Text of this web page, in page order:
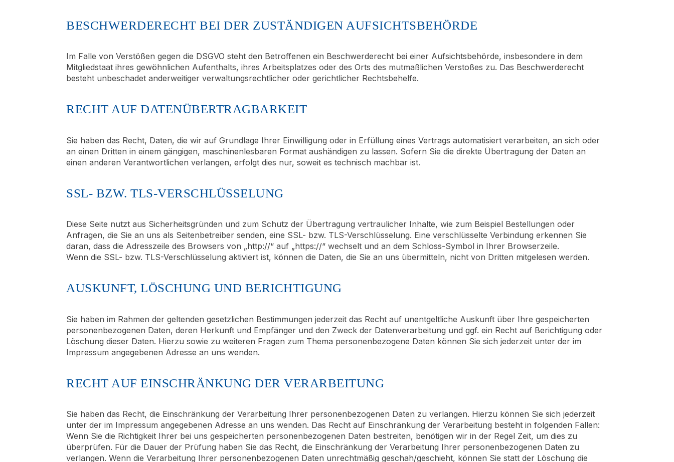
BESCHWERDE­RECHT BEI DER ZUSTÄNDIGEN AUFSICHTS­BEHÖRDE
Im Falle von Verstößen gegen die DSGVO steht den Betroffenen ein Beschwerderecht bei einer Aufsichtsbehörde, insbesondere in dem
Mitgliedstaat ihres gewöhnlichen Aufenthalts, ihres Arbeitsplatzes oder des Orts des mutmaßlichen Verstoßes zu. Das Beschwerderecht
besteht unbeschadet anderweitiger verwaltungsrechtlicher oder gerichtlicher Rechtsbehelfe.
RECHT AUF DATEN­ÜBERTRAG­BARKEIT
Sie haben das Recht, Daten, die wir auf Grundlage Ihrer Einwilligung oder in Erfüllung eines Vertrags automatisiert verarbeiten, an sich oder
an einen Dritten in einem gängigen, maschinenlesbaren Format aushändigen zu lassen. Sofern Sie die direkte Übertragung der Daten an
einen anderen Verantwortlichen verlangen, erfolgt dies nur, soweit es technisch machbar ist.
SSL- BZW. TLS-VERSCHLÜSSELUNG
Diese Seite nutzt aus Sicherheitsgründen und zum Schutz der Übertragung vertraulicher Inhalte, wie zum Beispiel Bestellungen oder
Anfragen, die Sie an uns als Seitenbetreiber senden, eine SSL- bzw. TLS-Verschlüsselung. Eine verschlüsselte Verbindung erkennen Sie
daran, dass die Adresszeile des Browsers von „http://“ auf „https://“ wechselt und an dem Schloss-Symbol in Ihrer Browserzeile.
Wenn die SSL- bzw. TLS-Verschlüsselung aktiviert ist, können die Daten, die Sie an uns übermitteln, nicht von Dritten mitgelesen werden.
AUSKUNFT, LÖSCHUNG UND BERICHTIGUNG
Sie haben im Rahmen der geltenden gesetzlichen Bestimmungen jederzeit das Recht auf unentgeltliche Auskunft über Ihre gespeicherten
personenbezogenen Daten, deren Herkunft und Empfänger und den Zweck der Datenverarbeitung und ggf. ein Recht auf Berichtigung oder
Löschung dieser Daten. Hierzu sowie zu weiteren Fragen zum Thema personenbezogene Daten können Sie sich jederzeit unter der im
Impressum angegebenen Adresse an uns wenden.
RECHT AUF EINSCHRÄNKUNG DER VERARBEITUNG
Sie haben das Recht, die Einschränkung der Verarbeitung Ihrer personenbezogenen Daten zu verlangen. Hierzu können Sie sich jederzeit
unter der im Impressum angegebenen Adresse an uns wenden. Das Recht auf Einschränkung der Verarbeitung besteht in folgenden Fällen:
Wenn Sie die Richtigkeit Ihrer bei uns gespeicherten personenbezogenen Daten bestreiten, benötigen wir in der Regel Zeit, um dies zu
überprüfen. Für die Dauer der Prüfung haben Sie das Recht, die Einschränkung der Verarbeitung Ihrer personenbezogenen Daten zu
verlangen. Wenn die Verarbeitung Ihrer personenbezogenen Daten unrechtmäßig geschah/geschieht, können Sie statt der Löschung die